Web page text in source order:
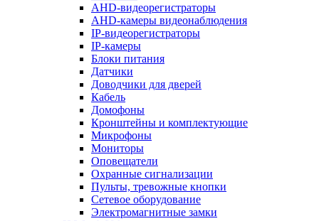
AHD-видеорегистраторы
AHD-камеры видеонаблюдения
IP-видеорегистраторы
IP-камеры
Блоки питания
Датчики
Доводчики для дверей
Кабель
Домофоны
Кронштейны и комплектующие
Микрофоны
Мониторы
Оповещатели
Охранные сигнализации
Пульты, тревожные кнопки
Сетевое оборудование
Электромагнитные замки